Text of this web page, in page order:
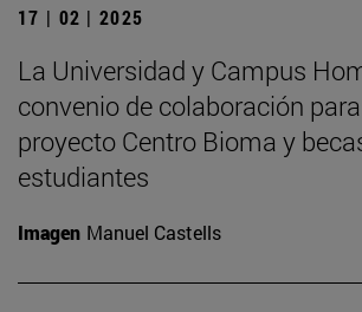
17 | 02 | 2025
La Universidad y Campus
convenio de colaboración
proyecto Centro Bioma y
estudiantes
Imagen Manuel Castells